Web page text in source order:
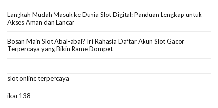
Langkah Mudah Masuk ke Dunia Slot Digital: Panduan Lengkap untuk
Akses Aman dan Lancar
Bosan Main Slot Abal-abal? Ini Rahasia Daftar Akun Slot Gacor
Terpercaya yang Bikin Rame Dompet
slot online terpercaya
ikan138